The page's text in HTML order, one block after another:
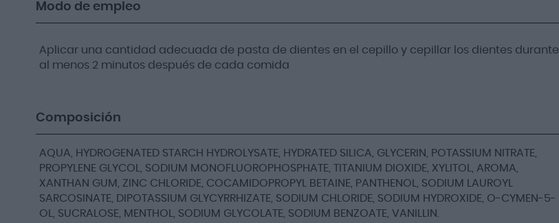
Modo de empleo
Aplicar una cantidad adecuada de pasta de dientes en el cepillo y cepillar los dientes durante
al menos 2 minutos después de cada comida
Composición
AQUA, HYDROGENATED STARCH HYDROLYSATE, HYDRATED SILICA, GLYCERIN, POTASSIUM NITRATE,
PROPYLENE GLYCOL, SODIUM MONOFLUOROPHOSPHATE, TITANIUM DIOXIDE, XYLITOL, AROMA,
XANTHAN GUM, ZINC CHLORIDE, COCAMIDOPROPYL BETAINE, PANTHENOL, SODIUM LAUROYL
SARCOSINATE, DIPOTASSIUM GLYCYRRHIZATE, SODIUM CHLORIDE, SODIUM HYDROXIDE, O-CYMEN-5-
OL, SUCRALOSE, MENTHOL, SODIUM GLYCOLATE, SODIUM BENZOATE, VANILLIN.